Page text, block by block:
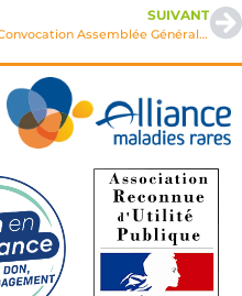
SUIVANT
Convocation Assemblée Générale des Adhérents